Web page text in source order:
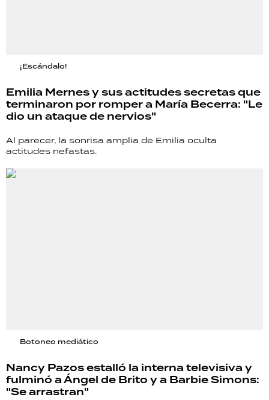
¡Escándalo!
Emilia Mernes y sus actitudes secretas que
terminaron por romper a María Becerra: "Le
dio un ataque de nervios"
Al parecer, la sonrisa amplia de Emilia oculta
actitudes nefastas.
Botoneo mediático
Nancy Pazos estalló la interna televisiva y
fulminó a Ángel de Brito y a Barbie Simons:
"Se arrastran"